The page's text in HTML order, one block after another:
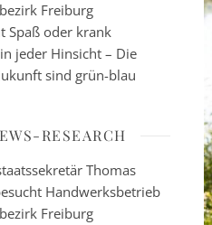
Freiburg
Spaß oder krank
jeder Hinsicht – Die
sind grün-blau
RESEARCH
Thomas
Handwerksbetrieb
Freiburg